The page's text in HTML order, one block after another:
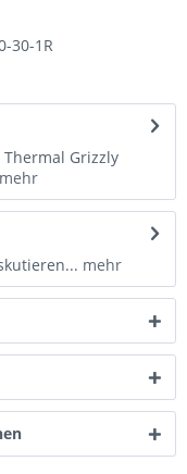
30-1R
Grizzly
mehr
mehr